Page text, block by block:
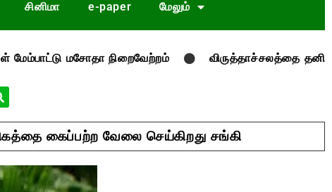
சினிமா e-paper மேலும்
மசோதா நிறைவேற்றம் விருத்தாச்சலத்தை தனி
கைப்பற்ற வேலை செய்கிறது சங்கி